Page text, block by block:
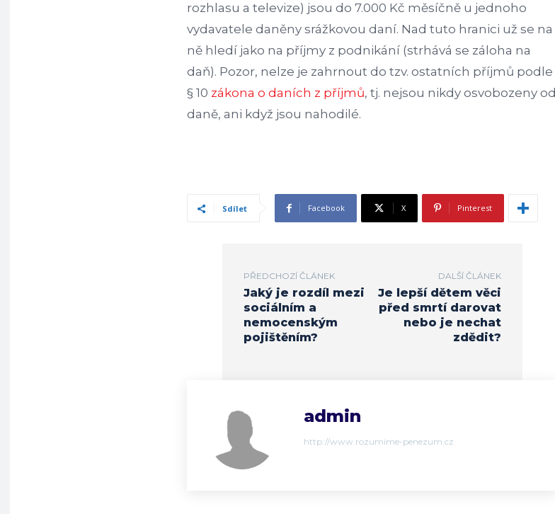
rozhlasu a televize) jsou do 7.000 Kč měsíčně u jednoho
vydavatele daněny srážkovou daní. Nad tuto hranici už se na
ně hledí jako na příjmy z podnikání (strhává se záloha na
daň). Pozor, nelze je zahrnout do tzv. ostatních příjmů podle
§ 10 zákona o daních z příjmů, tj. nejsou nikdy osvobozeny od
daně, ani když jsou nahodilé.
Sdílet Facebook X Pinterest
PŘEDCHOZÍ ČLÁNEK
Jaký je rozdíl mezi
sociálním a
nemocenským
pojištěním?
DALŠÍ ČLÁNEK
Je lepší dětem věci
před smrtí darovat
nebo je nechat
zdědit?
admin
http://www.rozumime-penezum.cz